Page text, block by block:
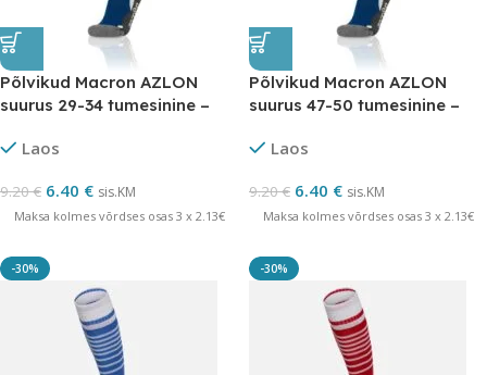
Põlvikud Macron AZLON
suurus 29-34 tumesinine –
Laos
9.20€ 6.40 € sis.KM
Maksa kolmes võrdses osas 3 x 2.13€
Põlvikud Macron AZLON
suurus 47-50 tumesinine –
Laos
9.20€ 6.40 € sis.KM
Maksa kolmes võrdses osas 3 x 2.13€
-30% -30%